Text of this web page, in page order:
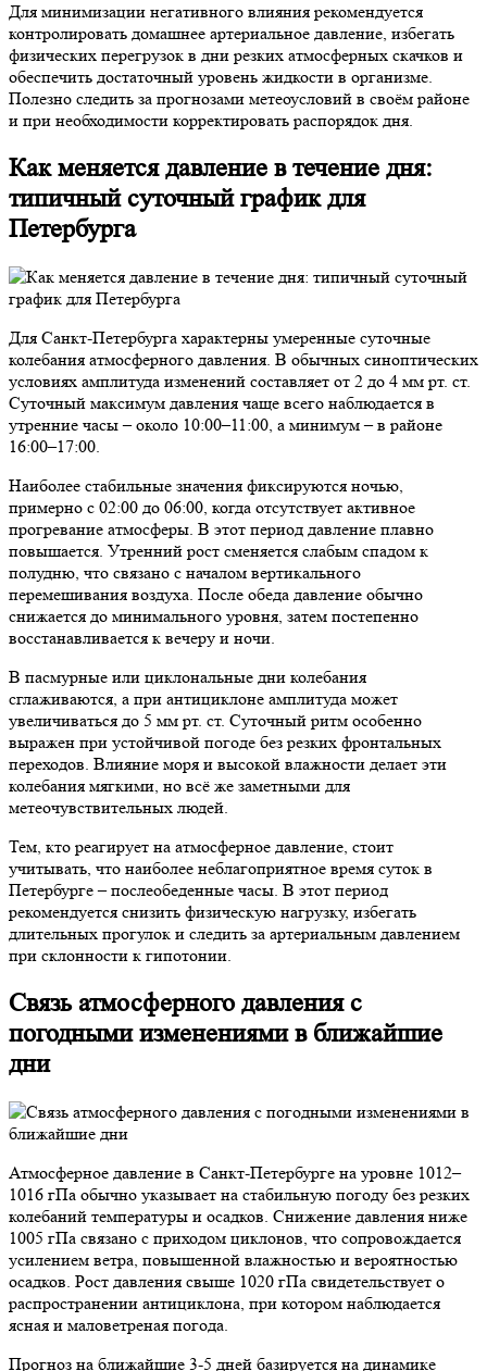
Для минимизации негативного влияния рекомендуется
контролировать домашнее артериальное давление, избегать
физических перегрузок в дни резких атмосферных скачков и
обеспечить достаточный уровень жидкости в организме.
Полезно следить за прогнозами метеоусловий в своём районе
и при необходимости корректировать распорядок дня.
Как меняется давление в течение дня:
типичный суточный график для
Петербурга
Для Санкт-Петербурга характерны умеренные суточные
колебания атмосферного давления. В обычных синоптических
условиях амплитуда изменений составляет от 2 до 4 мм рт. ст.
Суточный максимум давления чаще всего наблюдается в
утренние часы – около 10:00–11:00, а минимум – в районе
16:00–17:00.
Наиболее стабильные значения фиксируются ночью,
примерно с 02:00 до 06:00, когда отсутствует активное
прогревание атмосферы. В этот период давление плавно
повышается. Утренний рост сменяется слабым спадом к
полудню, что связано с началом вертикального
перемешивания воздуха. После обеда давление обычно
снижается до минимального уровня, затем постепенно
восстанавливается к вечеру и ночи.
В пасмурные или циклональные дни колебания
сглаживаются, а при антициклоне амплитуда может
увеличиваться до 5 мм рт. ст. Суточный ритм особенно
выражен при устойчивой погоде без резких фронтальных
переходов. Влияние моря и высокой влажности делает эти
колебания мягкими, но всё же заметными для
метеочувствительных людей.
Тем, кто реагирует на атмосферное давление, стоит
учитывать, что наиболее неблагоприятное время суток в
Петербурге – послеобеденные часы. В этот период
рекомендуется снизить физическую нагрузку, избегать
длительных прогулок и следить за артериальным давлением
при склонности к гипотонии.
Связь атмосферного давления с
погодными изменениями в ближайшие
дни
Атмосферное давление в Санкт-Петербурге на уровне 1012–
1016 гПа обычно указывает на стабильную погоду без резких
колебаний температуры и осадков. Снижение давления ниже
1005 гПа связано с приходом циклонов, что сопровождается
усилением ветра, повышенной влажностью и вероятностью
осадков. Рост давления свыше 1020 гПа свидетельствует о
распространении антициклона, при котором наблюдается
ясная и маловетреная погода.
Прогноз на ближайшие 3-5 дней базируется на динамике